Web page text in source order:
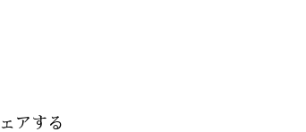
アする